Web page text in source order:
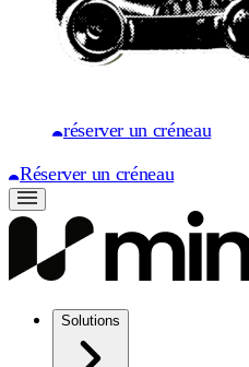
réserver un créneau
Réserver un créneau
Solutions